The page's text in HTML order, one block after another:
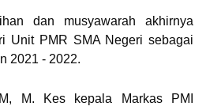
dan musyawarah akhirnya
Unit PMR SMA Negeri sebagai
2021 - 2022.
M. Kes kepala Markas PMI